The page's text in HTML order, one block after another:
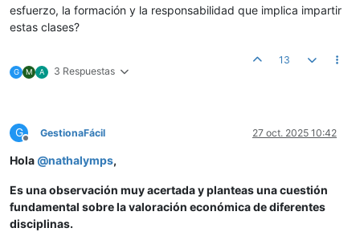
esfuerzo, la formación y la responsabilidad que implica impartir
estas clases?
G M A 3 Respuestas
13
G
Desconectado
GestionaFácil 27 oct. 2025 10:42
Hola@nathalymps,
Es una observación muy acertada y planteas una cuestión
fundamental sobre la valoración económica de diferentes
disciplinas.